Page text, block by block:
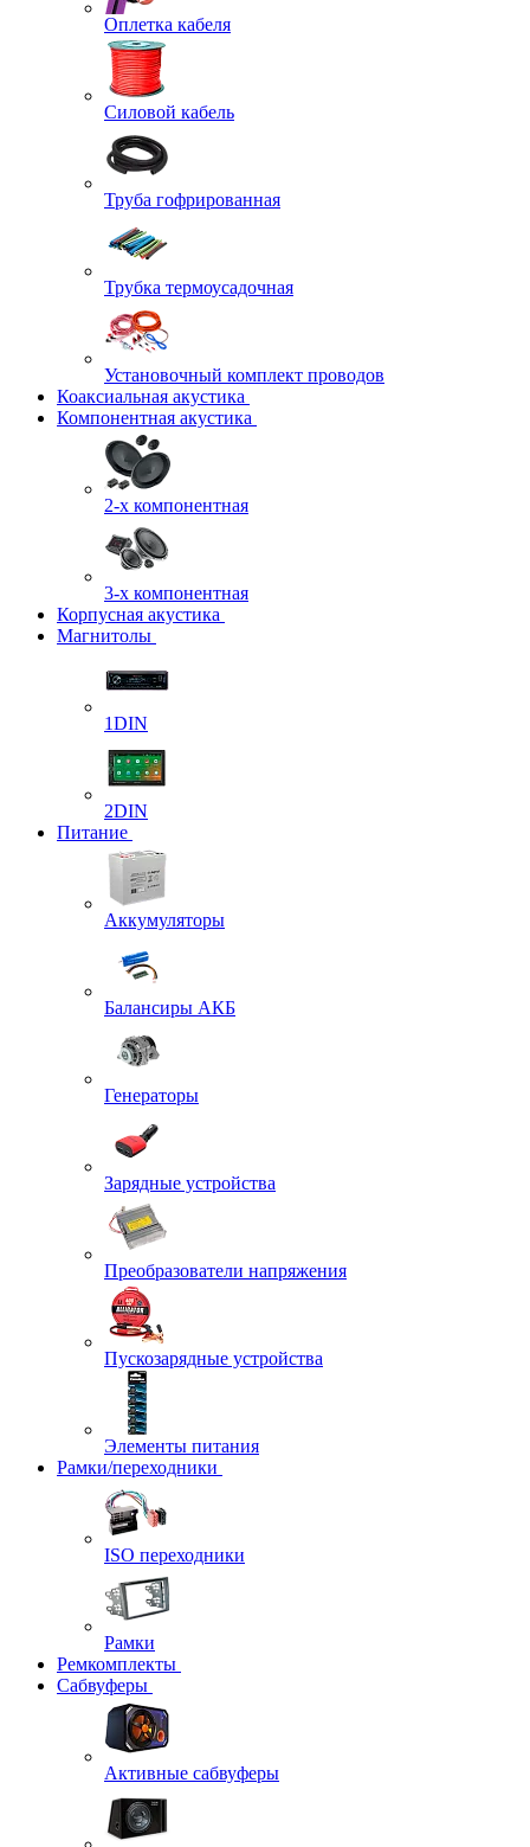
Оплетка кабеля
Силовой кабель
Труба гофрированная
Трубка термоусадочная
Установочный комплект проводов
Коаксиальная акустика
Компонентная акустика
2-х компонентная
3-х компонентная
Корпусная акустика
Магнитолы
1DIN
2DIN
Питание
Аккумуляторы
Балансиры АКБ
Генераторы
Зарядные устройства
Преобразователи напряжения
Пускозарядные устройства
Элементы питания
Рамки/переходники
ISO переходники
Рамки
Ремкомплекты
Сабвуферы
Активные сабвуферы